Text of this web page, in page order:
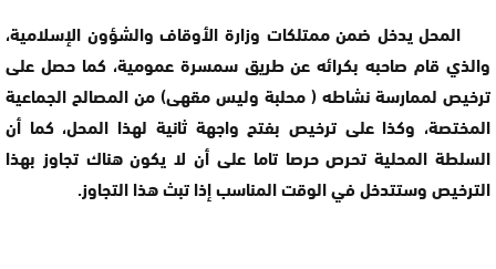
المحل يدخل ضمن ممتلكات وزارة الأوقاف والشؤون الإسلامية،
والذي قام صاحبه بكرائه عن طريق سمسرة عمومية، كما حصل على
ترخيص لممارسة نشاطه ( محلبة وليس مقهى) من المصالح الجماعية
المختصة، وكذا على ترخيص بفتح واجهة ثانية لهذا المحل، كما أن
السلطة المحلية تحرص حرصا تاما على أن لا يكون هناك تجاوز بهذا
الترخيص وستتدخل في الوقت المناسب إذا تبث هذا التجاوز.